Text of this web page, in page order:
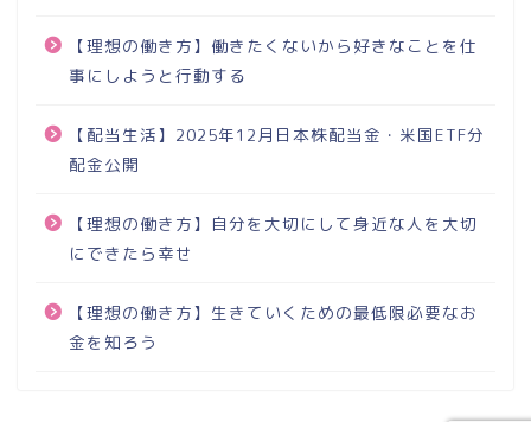
【理想の働き方】働きたくないから好きなことを仕
事にしようと行動する
【配当生活】2025年12月日本株配当金・米国ETF分
配金公開
【理想の働き方】自分を大切にして身近な人を大切
にできたら幸せ
【理想の働き方】生きていくための最低限必要なお
金を知ろう